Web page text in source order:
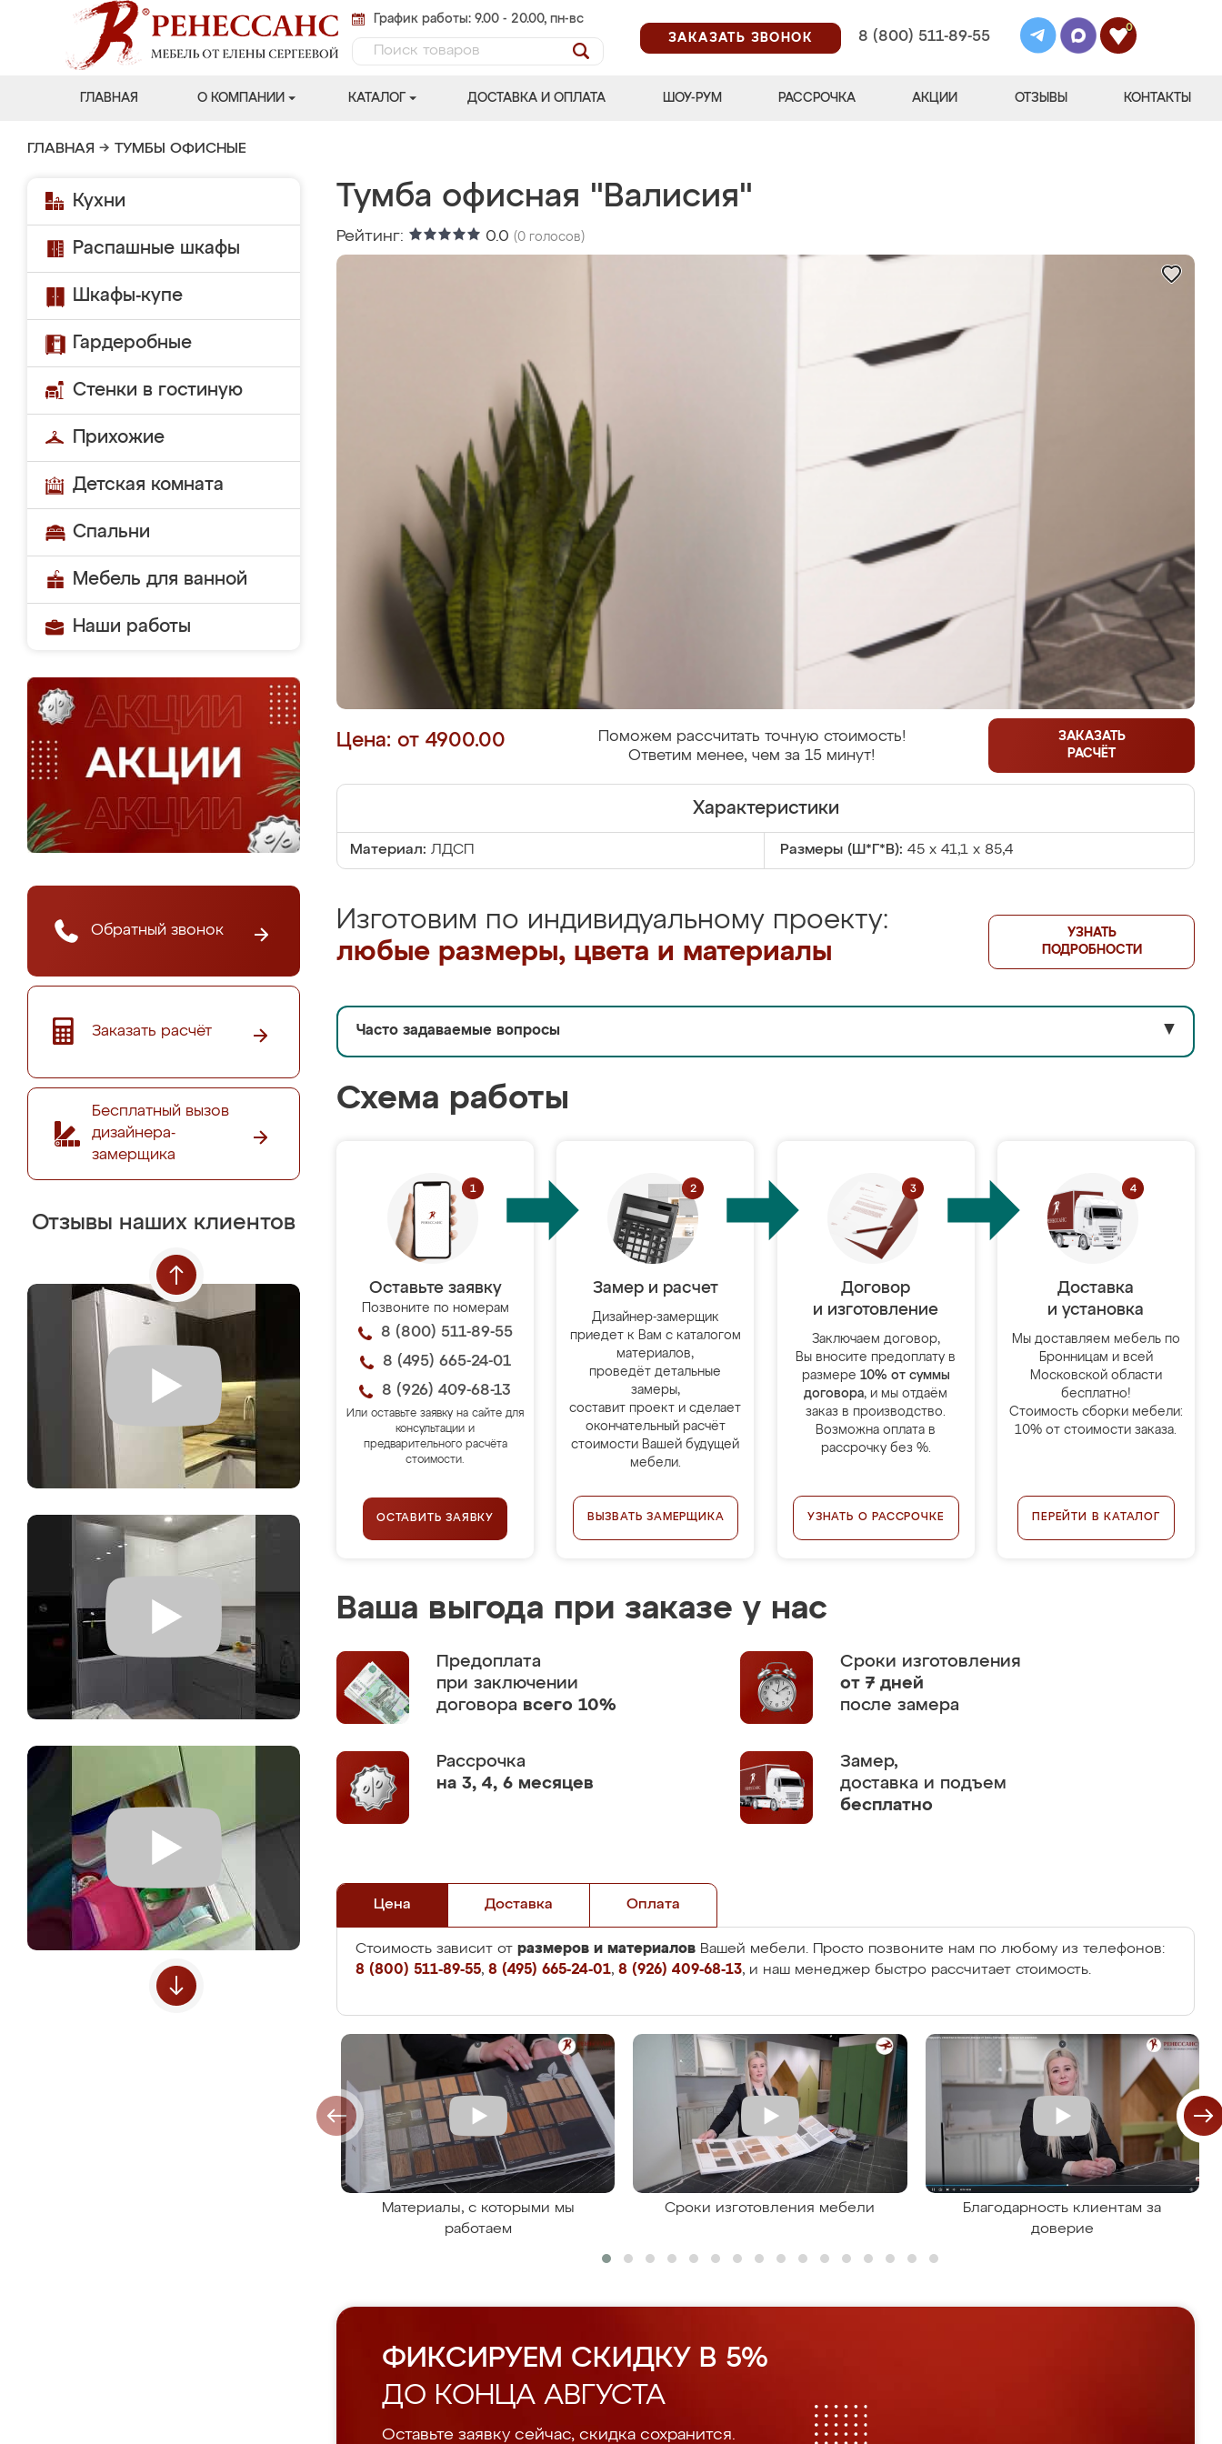
График работы: 9.00 - 20.00, пн-вс
ЗАКАЗАТЬ ЗВОНОК
8 (800) 511-89-55
0
ГЛАВНАЯ О КОМПАНИИ КАТАЛОГ ДОСТАВКА И ОПЛАТА ШОУ-РУМ РАССРОЧКА АКЦИИ ОТЗЫВЫ КОНТАКТЫ
ГЛАВНАЯ → ТУМБЫ ОФИСНЫЕ
Кухни
Распашные шкафы
Шкафы-купе
Гардеробные
Стенки в гостиную
Прихожие
Детская комната
Спальни
Мебель для ванной
Наши работы
Обратный звонок
Заказать расчёт
Бесплатный вызов
дизайнера-
замерщика
Отзывы наших клиентов
Тумба офисная "Валисия"
Рейтинг: 0.0 (0 голосов)
Цена: от 4900.00
Поможем рассчитать точную стоимость!
Ответим менее, чем за 15 минут!
ЗАКАЗАТЬ
РАСЧЁТ
Характеристики
Материал: ЛДСП Размеры (Ш*Г*В): 45 х 41,1 х 85,4
Изготовим по индивидуальному проекту:
любые размеры, цвета и материалы
УЗНАТЬ
ПОДРОБНОСТИ
Часто задаваемые вопросы ▼
Схема работы
Оставьте заявку
Позвоните по номерам
8 (800) 511-89-55
8 (495) 665-24-01
8 (926) 409-68-13
Или оставьте заявку на сайте для
консультации и
предварительного расчёта
стоимости.
ОСТАВИТЬ ЗАЯВКУ
Замер и расчет
Дизайнер-замерщик
приедет к Вам с каталогом
материалов,
проведёт детальные
замеры,
составит проект и сделает
окончательный расчёт
стоимости Вашей будущей
мебели.
ВЫЗВАТЬ ЗАМЕРЩИКА
Договор
и изготовление
Заключаем договор,
Вы вносите предоплату в
размере 10% от суммы
договора, и мы отдаём
заказ в производство.
Возможна оплата в
рассрочку без %.
УЗНАТЬ О РАССРОЧКЕ
Доставка
и установка
Мы доставляем мебель по
Бронницам и всей
Московской области
бесплатно!
Стоимость сборки мебели:
10% от стоимости заказа.
ПЕРЕЙТИ В КАТАЛОГ
Ваша выгода при заказе у нас
Предоплата
при заключении
договора всего 10%
Сроки изготовления
от 7 дней
после замера
Рассрочка
на 3, 4, 6 месяцев
Замер,
доставка и подъем
бесплатно
Цена Доставка Оплата
Стоимость зависит от размеров и материалов Вашей мебели. Просто позвоните нам по любому из телефонов:
8 (800) 511-89-55, 8 (495) 665-24-01, 8 (926) 409-68-13, и наш менеджер быстро рассчитает стоимость.
Материалы, с которыми мы
работаем
Сроки изготовления мебели
Благодарность клиентам за
доверие
ФИКСИРУЕМ СКИДКУ В 5%
ДО КОНЦА АВГУСТА
Оставьте заявку сейчас, скидка сохранится.